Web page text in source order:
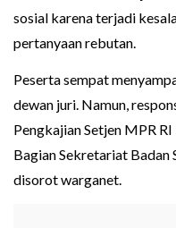
sosial karena terjadi
pertanyaan rebutan.
Peserta sempat
dewan juri. Namun,
Pengkajian Setjen MPR
Bagian Sekretariat Badan
disorot warganet.